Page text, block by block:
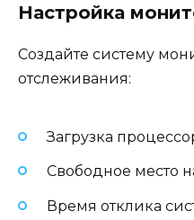
Настройка
Создайте систему
отслеживания:
Загрузка
Свободное место
Время отклика